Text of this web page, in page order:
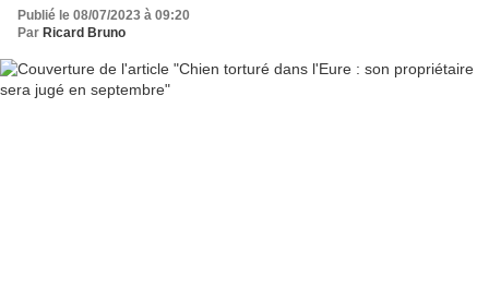
Publié le 08/07/2023 à 09:20
Par Ricard Bruno